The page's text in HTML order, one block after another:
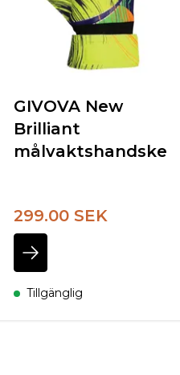
GIVOVA New
Brilliant
målvaktshandske
299.00 SEK
Tillgänglig